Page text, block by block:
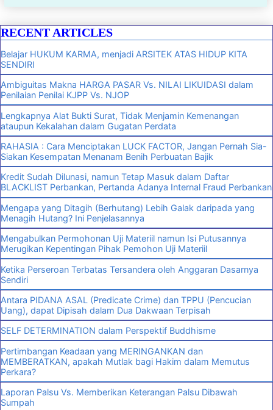
RECENT ARTICLES
Belajar HUKUM KARMA, menjadi ARSITEK ATAS HIDUP KITA
SENDIRI
Ambiguitas Makna HARGA PASAR Vs. NILAI LIKUIDASI dalam
Penilaian Penilai KJPP Vs. NJOP
Lengkapnya Alat Bukti Surat, Tidak Menjamin Kemenangan
ataupun Kekalahan dalam Gugatan Perdata
RAHASIA : Cara Menciptakan LUCK FACTOR, Jangan Pernah Sia-
Siakan Kesempatan Menanam Benih Perbuatan Bajik
Kredit Sudah Dilunasi, namun Tetap Masuk dalam Daftar
BLACKLIST Perbankan, Pertanda Adanya Internal Fraud Perbankan
Mengapa yang Ditagih (Berhutang) Lebih Galak daripada yang
Menagih Hutang? Ini Penjelasannya
Mengabulkan Permohonan Uji Materiil namun Isi Putusannya
Merugikan Kepentingan Pihak Pemohon Uji Materiil
Ketika Perseroan Terbatas Tersandera oleh Anggaran Dasarnya
Sendiri
Antara PIDANA ASAL (Predicate Crime) dan TPPU (Pencucian
Uang), dapat Dipisah dalam Dua Dakwaan Terpisah
SELF DETERMINATION dalam Perspektif Buddhisme
Pertimbangan Keadaan yang MERINGANKAN dan
MEMBERATKAN, apakah Mutlak bagi Hakim dalam Memutus
Perkara?
Laporan Palsu Vs. Memberikan Keterangan Palsu Dibawah
Sumpah